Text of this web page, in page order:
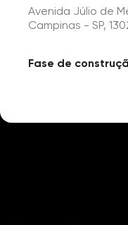
Avenida Júlio de
Campinas - SP,
Fase de